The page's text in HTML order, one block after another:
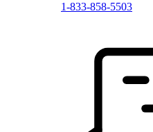
1-833-858-5503